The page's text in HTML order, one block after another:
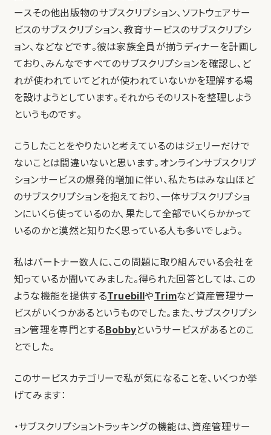
ースその他出版物のサブスクリプション、ソフトウェアサー
ビスのサブスクリプション、教育サービスのサブスクリプシ
ョン、などなどです。彼は家族全員が揃うディナーを計画し
ており、みんなですべてのサブスクリプションを確認し、ど
れが使われていてどれが使われていないかを理解する場
を設けようとしています。それからそのリストを整理しよう
というものです。
こうしたことをやりたいと考えているのはジェリーだけで
ないことは間違いないと思います。オンラインサブスクリプ
ションサービスの爆発的増加に伴い、私たちはみな山ほど
のサブスクリプションを抱えており、一体サブスクリプショ
ンにいくら使っているのか、果たして全部でいくらかかって
いるのかと漠然と知りたく思っている人も多いでしょう。
私はパートナー数人に、この問題に取り組んでいる会社を
知っているか聞いてみました。得られた回答としては、この
ような機能を提供するTruebillやTrimなど資産管理サー
ビスがいくつかあるというものでした。また、サブスクリプシ
ョン管理を専門とするBobbyというサービスがあるとのこ
とでした。
このサービスカテゴリーで私が気になることを、いくつか挙
げてみます：
・サブスクリプショントラッキングの機能は、資産管理サー